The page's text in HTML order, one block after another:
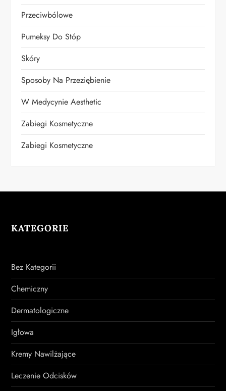
Przeciwbólowe
Pumeksy Do Stóp
Skóry
Sposoby Na Przeziębienie
W Medycynie Aesthetic
Zabiegi Kosmetyczne
Zabiegi Kosmetyczne
KATEGORIE
Bez Kategorii
Chemiczny
Dermatologiczne
Igłowa
Kremy Nawilżające
Leczenie Odcisków